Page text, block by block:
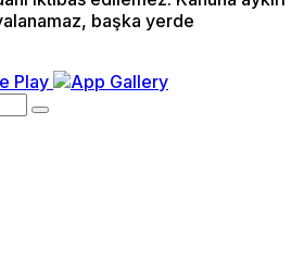
başka yerde